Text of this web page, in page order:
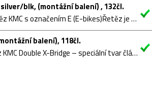
blk, (montážní balení) , 132čl.
Špičkový 9-ti rychlostní řetěz KMC s označením E (E-bikes)Řetěz je určen především pro E-biky se…
balení), 118čl.
Odolný 9-ti rychlostní řetěz KMC Double X-Bridge – speciální tvar článků, umožňuje velice rychlé a…